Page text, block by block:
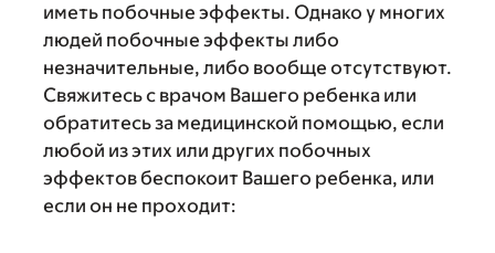
иметь побочные эффекты. Однако у многих
людей побочные эффекты либо
незначительные, либо вообще отсутствуют.
Свяжитесь с врачом Вашего ребенка или
обратитесь за медицинской помощью, если
любой из этих или других побочных
эффектов беспокоит Вашего ребенка, или
если он не проходит: